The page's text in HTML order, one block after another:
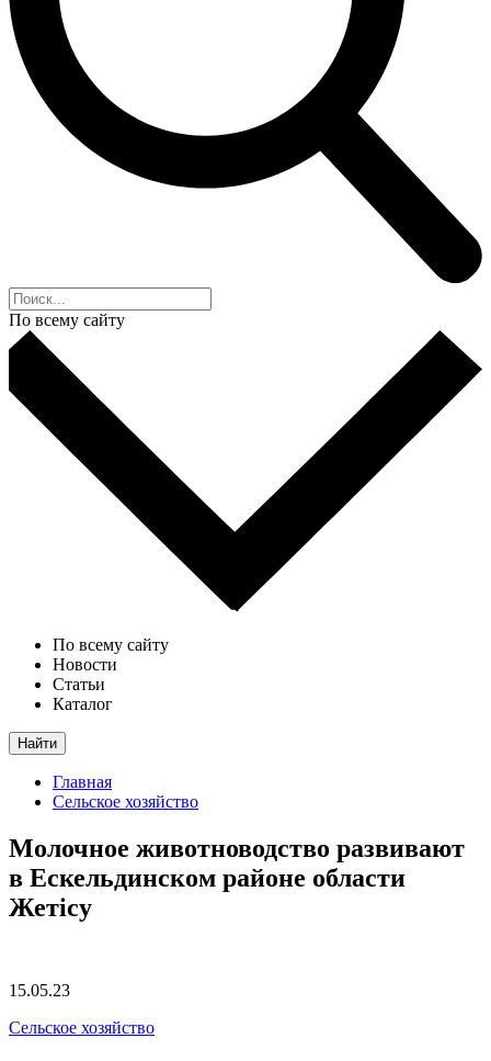
По всему сайту
По всему сайту
Новости
Статьи
Каталог
Найти
Главная
Сельское хозяйство
Молочное животноводство развивают
в Ескельдинском районе области
Жетісу
15.05.23
Сельское хозяйство